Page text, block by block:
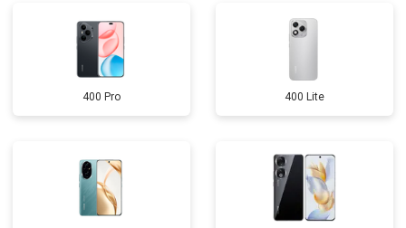
400 Pro 400 Lite